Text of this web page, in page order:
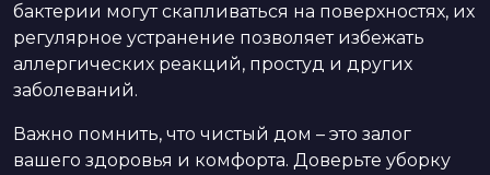
бактерии могут скапливаться на поверхностях, их
регулярное устранение позволяет избежать
аллергических реакций, простуд и других
заболеваний.
Важно помнить, что чистый дом – это залог
вашего здоровья и комфорта. Доверьте уборку